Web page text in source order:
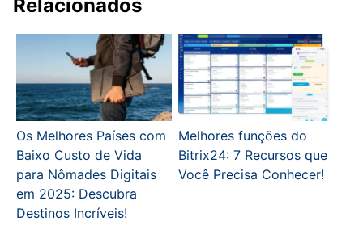
Relacionados
Os Melhores Países com
Baixo Custo de Vida
para Nômades Digitais
em 2025: Descubra
Destinos Incríveis!
Melhores funções do
Bitrix24: 7 Recursos que
Você Precisa Conhecer!